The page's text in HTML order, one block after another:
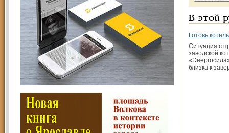
В этой
Готовь
Ситуация с
заводской
близка к